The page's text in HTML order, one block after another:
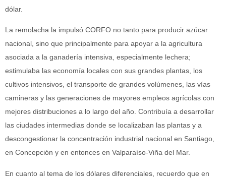
dólar.
La remolacha la impulsó CORFO no tanto para producir azúcar
nacional, sino que principalmente para apoyar a la agricultura
asociada a la ganadería intensiva, especialmente lechera;
estimulaba las economía locales con sus grandes plantas, los
cultivos intensivos, el transporte de grandes volúmenes, las vías
camineras y las generaciones de mayores empleos agrícolas con
mejores distribuciones a lo largo del año. Contribuía a desarrollar
las ciudades intermedias donde se localizaban las plantas y a
descongestionar la concentración industrial nacional en Santiago,
en Concepción y en entonces en Valparaíso-Viña del Mar.
En cuanto al tema de los dólares diferenciales, recuerdo que en